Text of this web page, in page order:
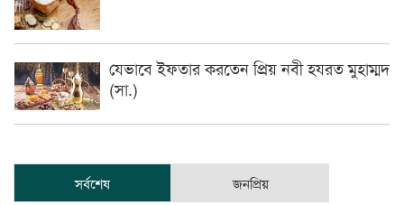
যেভাবে ইফতার করতেন প্রিয় নবী হযরত মুহাম্মদ
(সা.)
সর্বশেষ জনপ্রিয়